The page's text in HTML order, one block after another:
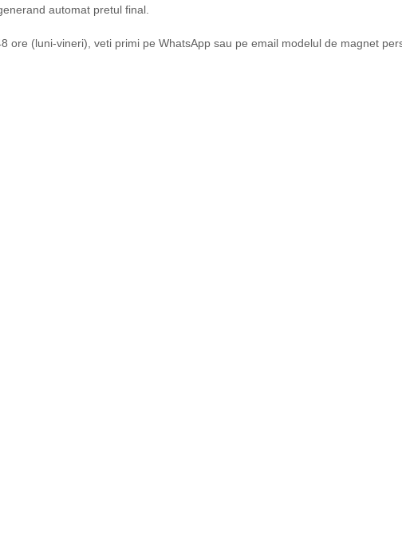
automat pretul final.
ore (luni-vineri), veti primi pe WhatsApp sau pe email modelul de magnet